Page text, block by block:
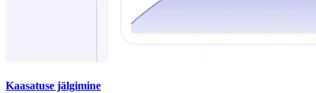
Kaasatuse jälgimine